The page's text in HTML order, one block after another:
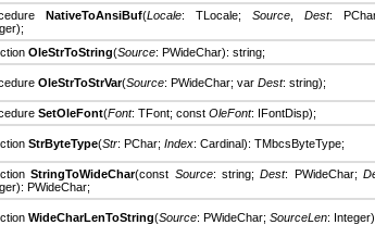
NativeToAnsiBuf(Locale: TLocale; Source Dest:
OleStrToString(Source: PWideChar): string;
OleStrToStrVar(Source: PWideChar; var Dest: string);
SetOleFont(Font: TFont; const OleFont: IFontDisp);
StrByteType(Str: PChar; Index: Cardinal): TMbcsByteType;
StringToWideChar(const Source: string;Dest: PWideChar;
PWideChar;
WideCharLenToString(Source: PWideChar; SourceLen: